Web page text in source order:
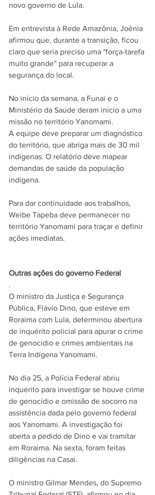
novo governo de Lula.
Em entrevista à Rede Amazônia, Joênia
afirmou que, durante a transição, ficou
claro que seria preciso uma "força-tarefa
muito grande” para recuperar a
segurança do local.
No início da semana, a Funai e o
Ministério da Saúde deram início a uma
missão no território Yanomami.
A equipe deve preparar um diagnóstico
do território, que abriga mais de 30 mil
indígenas. O relatório deve mapear
demandas de saúde da população
indígena.
Para dar continuidade aos trabalhos,
Weibe Tapeba deve permanecer no
território Yanomami para traçar e definir
ações imediatas.
Outras ações do governo Federal
.
O ministro da Justiça e Segurança
Pública, Flávio Dino, que esteve em
Roraima com Lula, determinou abertura
de inquérito policial para apurar o crime
de genocídio e crimes ambientais na
Terra Indígena Yanomami.
No dia 25, a Polícia Federal abriu
inquérito para investigar se houve crime
de genocídio e omissão de socorro na
assistência dada pelo governo federal
aos Yanomami. A investigação foi
aberta a pedido de Dino e vai tramitar
em Roraima. Na sexta, foram feitas
diligências na Casai.
O ministro Gilmar Mendes, do Supremo